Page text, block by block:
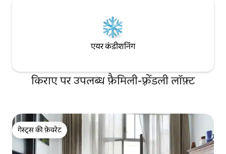
एयर कंडीशनिंग
किराए पर उपलब्ध फ़ैमिली-फ़्रेंडली लॉफ़्ट
गेस्ट्स की फ़ेवरेट
गेस्ट्स की फ़ेवरेट